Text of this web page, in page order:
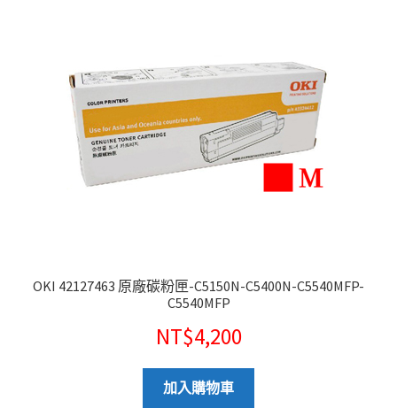
OKI 42127463 原廠碳粉匣-C5150N-C5400N-C5540MFP-
C5540MFP
NT$4,200
加入購物車